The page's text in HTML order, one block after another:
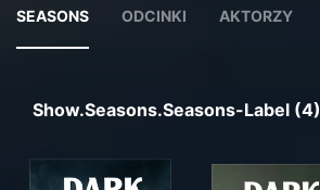
SEASONS ODCINKI AKTORZY
Show.seasons.seasons-Label (4)